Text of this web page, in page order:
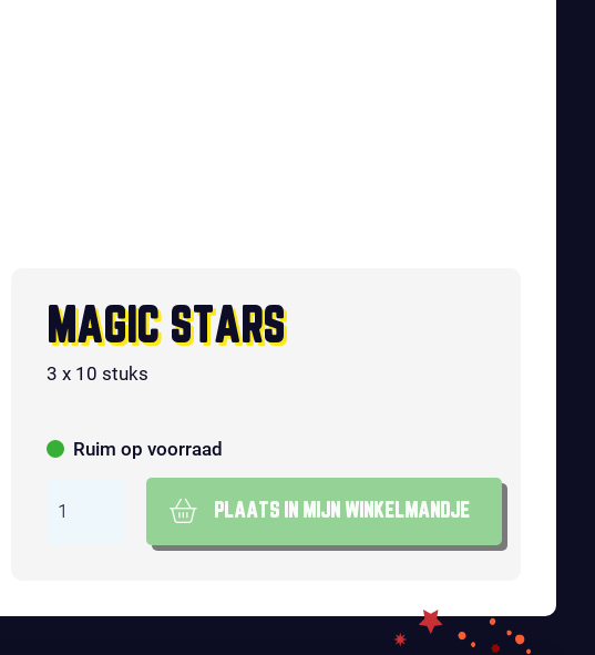
MAGIC STARS
3 x 10 stuks
Ruim op voorraad
PLAATS IN MIJN WINKELMANDJE